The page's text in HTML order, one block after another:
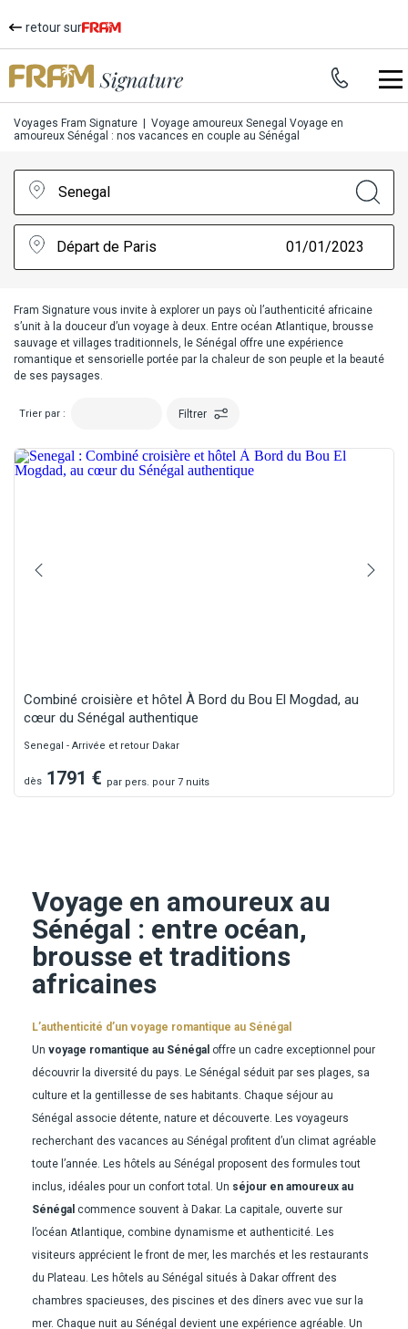
retour sur
Voyages Fram Signature Voyage amoureux Senegal Voyage en
amoureux Sénégal : nos vacances en couple au Sénégal
Senegal
Départ de Paris 01/01/2023
Fram Signature vous invite à explorer un pays où l’authenticité africaine
s’unit à la douceur d’un voyage à deux. Entre océan Atlantique, brousse
sauvage et villages traditionnels, le Sénégal offre une expérience
romantique et sensorielle portée par la chaleur de son peuple et la beauté
de ses paysages.
Trier par : Filtrer
Combiné croisière et hôtel À Bord du Bou El Mogdad, au
cœur du Sénégal authentique
Senegal - Arrivée et retour Dakar
dès 1791 € par pers. pour 7 nuits
Voyage en amoureux au
Sénégal : entre océan,
brousse et traditions
africaines
L’authenticité d’un voyage romantique au Sénégal
Un voyage romantique au Sénégal offre un cadre exceptionnel pour
découvrir la diversité du pays. Le Sénégal séduit par ses plages, sa
culture et la gentillesse de ses habitants. Chaque séjour au
Sénégal associe détente, nature et découverte. Les voyageurs
recherchant des vacances au Sénégal profitent d’un climat agréable
toute l’année. Les hôtels au Sénégal proposent des formules tout
inclus, idéales pour un confort total. Un séjour en amoureux au
Sénégal commence souvent à Dakar. La capitale, ouverte sur
l’océan Atlantique, combine dynamisme et authenticité. Les
visiteurs apprécient le front de mer, les marchés et les restaurants
du Plateau. Les hôtels au Sénégal situés à Dakar offrent des
chambres spacieuses, des piscines et des dîners avec vue sur la
mer. Chaque nuit au Sénégal devient une expérience agréable. Un